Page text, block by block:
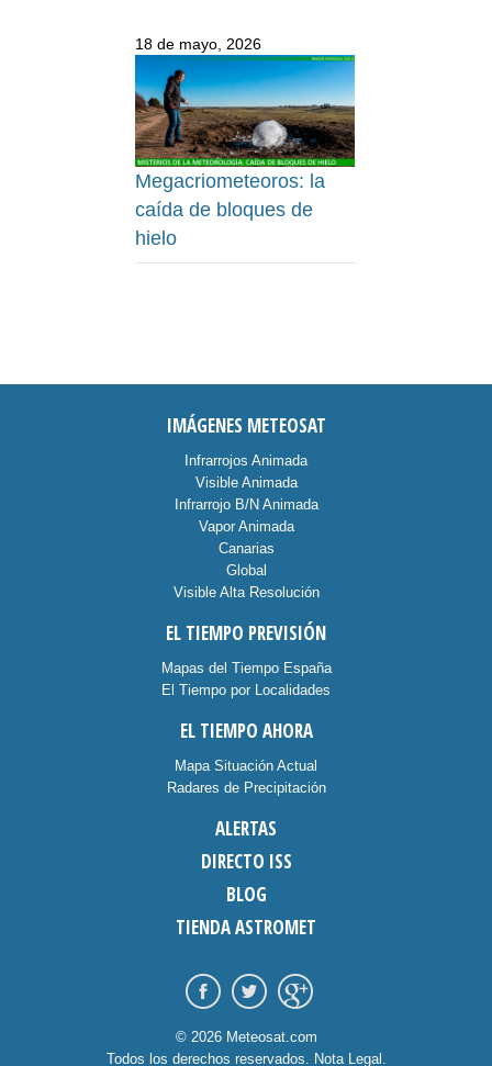
18 de mayo, 2026
Megacriometeoros: la
caída de bloques de
hielo
IMÁGENES METEOSAT
Infrarrojos Animada
Visible Animada
Infrarrojo B/N Animada
Vapor Animada
Canarias
Global
Visible Alta Resolución
EL TIEMPO PREVISIÓN
Mapas del Tiempo España
El Tiempo por Localidades
EL TIEMPO AHORA
Mapa Situación Actual
Radares de Precipitación
ALERTAS
DIRECTO ISS
BLOG
TIENDA ASTROMET
© 2026 Meteosat.com
Todos los derechos reservados. Nota Legal .